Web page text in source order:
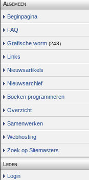
Algemeen
Beginpagina
FAQ
Grafische worm (243)
Links
Nieuwsartikels
Nieuwsarchief
Boeken programmeren
Overzicht
Samenwerken
Webhosting
Zoek op Sitemasters
Leden
Login